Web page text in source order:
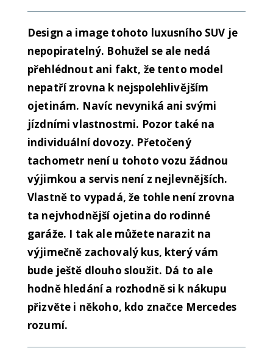
Design a image tohoto luxusního SUV je
nepopiratelný. Bohužel se ale nedá
přehlédnout ani fakt, že tento model
nepatří zrovna k nejspolehlivějším
ojetinám. Navíc nevyniká ani svými
jízdními vlastnostmi. Pozor také na
individuální dovozy. Přetočený
tachometr není u tohoto vozu žádnou
výjimkou a servis není z nejlevnějších.
Vlastně to vypadá, že tohle není zrovna
ta nejvhodnější ojetina do rodinné
garáže. I tak ale můžete narazit na
výjimečně zachovalý kus, který vám
bude ještě dlouho sloužit. Dá to ale
hodně hledání a rozhodně si k nákupu
přizvěte i někoho, kdo značce Mercedes
rozumí.